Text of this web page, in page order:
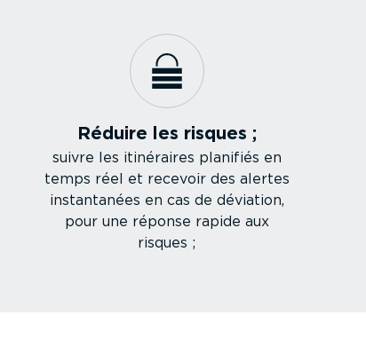
Réduire les risques ;
suivre les itinéraires planifiés en
temps réel et recevoir des alertes
instan­tanées en cas de déviation,
pour une réponse rapide aux
risques ;